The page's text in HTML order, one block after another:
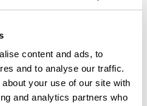
content and ads, to
and to analyse our traffic.
your use of our site with
and analytics partners who